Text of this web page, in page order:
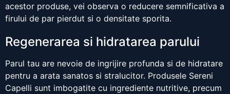
acestor produse, vei observa o reducere semnificativa a
firului de par pierdut si o densitate sporita.
Regenerarea si hidratarea parului
Parul tau are nevoie de ingrijire profunda si de hidratare
pentru a arata sanatos si stralucitor. Produsele Sereni
Capelli sunt imbogatite cu ingrediente nutritive, precum